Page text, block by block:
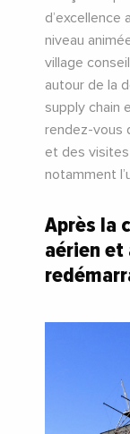
d’excellence
niveau
village
autour de la
supply chain
rendez-vous
et des
notamment
Après la
aérien et